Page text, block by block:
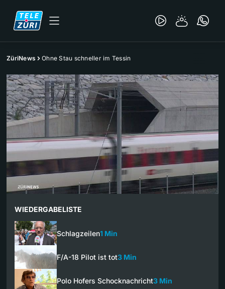
ZüriNews Ohne Stau schneller im Tessin
WIEDERGABELISTE
Schlagzeilen1 Min
F/A-18 Pilot ist tot3 Min
Polo Hofers Schocknachricht3 Min